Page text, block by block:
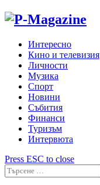
Skip
Интересно
Кино и телевизия
Личности
Музика
Спорт
Новини
Събития
Финанси
Туризъм
Интервюта
Press ESC to close
Търсене
за: